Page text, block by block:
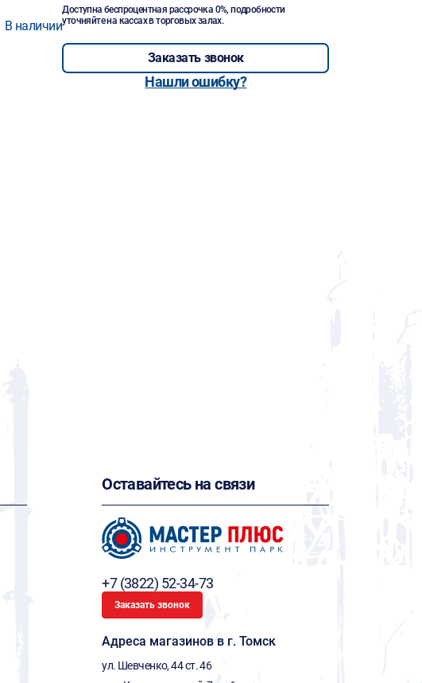
В наличии
Доступна беспроцентная рассрочка 0%, подробности
уточняйте на кассах в торговых залах.
Заказать звонок
Нашли ошибку?
Оставайтесь на связи
+7 (3822) 52-34-73
Заказать звонок
Адреса магазинов в г. Томск
ул. Шевченко, 44 ст. 46